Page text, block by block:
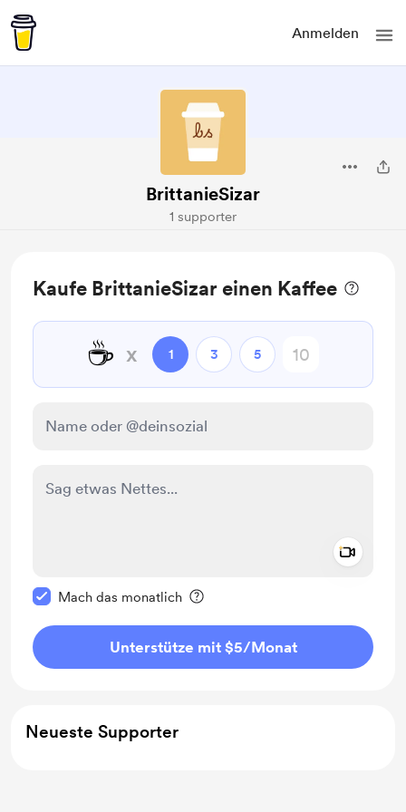
Anmelden
BrittanieSizar
1 supporter
Kaufe BrittanieSizar einen Kaffee
☕ x 1 3 5
Mach das monatlich
Unterstütze mit $5/Monat
Neueste Supporter